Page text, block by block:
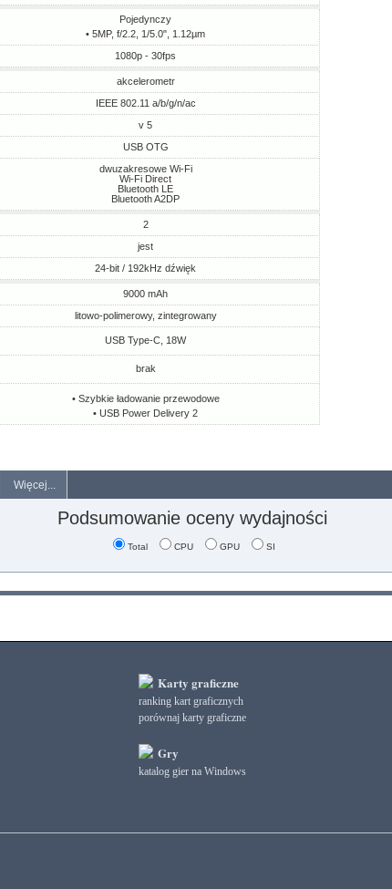
Pojedynczy
• 5MP, f/2.2, 1/5.0", 1.12µm
1080p - 30fps
akcelerometr
IEEE 802.11 a/b/g/n/ac
v 5
USB OTG
dwuzakresowe Wi-Fi
Wi-Fi Direct
Bluetooth LE
Bluetooth A2DP
2
jest
24-bit / 192kHz dźwięk
9000 mAh
litowo-polimerowy, zintegrowany
USB Type-C, 18W
brak
• Szybkie ładowanie przewodowe
• USB Power Delivery 2
Więcej...
Podsumowanie oceny wydajności
Total CPU GPU SI
Karty graficzne
ranking kart graficznych
porównaj karty graficzne
Gry
katalog gier na Windows